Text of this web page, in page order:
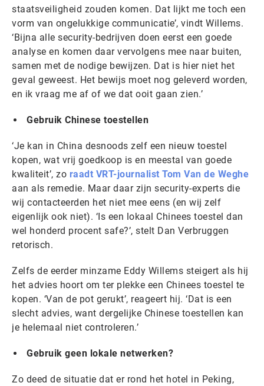
staatsveiligheid zouden komen. Dat lijkt me toch een
vorm van ongelukkige communicatie’, vindt Willems.
‘Bijna alle security-bedrijven doen eerst een goede
analyse en komen daar vervolgens mee naar buiten,
samen met de nodige bewijzen. Dat is hier niet het
geval geweest. Het bewijs moet nog geleverd worden,
en ik vraag me af of we dat ooit gaan zien.’
Gebruik Chinese toestellen
‘Je kan in China desnoods zelf een nieuw toestel
kopen, wat vrij goedkoop is en meestal van goede
kwaliteit’, zo raadt VRT-journalist Tom Van de Weghe
aan als remedie. Maar daar zijn security-experts die
wij contacteerden het niet mee eens (en wij zelf
eigenlijk ook niet). ‘Is een lokaal Chinees toestel dan
wel honderd procent safe?’, stelt Dan Verbruggen
retorisch.
Zelfs de eerder minzame Eddy Willems steigert als hij
het advies hoort om ter plekke een Chinees toestel te
kopen. ‘Van de pot gerukt’, reageert hij. ‘Dat is een
slecht advies, want dergelijke Chinese toestellen kan
je helemaal niet controleren.’
Gebruik geen lokale netwerken?
Zo deed de situatie dat er rond het hotel in Peking,